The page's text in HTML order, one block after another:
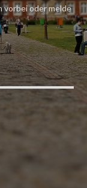
vorbei oder melde